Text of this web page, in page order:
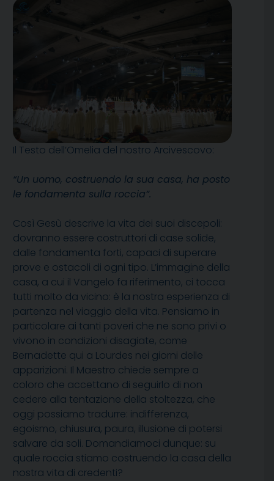
Il Testo dell’Omelia del nostro Arcivescovo:
“Un uomo, costruendo la sua casa, ha posto
le fondamenta sulla roccia”.
Così Gesù descrive la vita dei suoi discepoli:
dovranno essere costruttori di case solide,
dalle fondamenta forti, capaci di superare
prove e ostacoli di ogni tipo. L’immagine della
casa, a cui il Vangelo fa riferimento, ci tocca
tutti molto da vicino: è la nostra esperienza di
partenza nel viaggio della vita. Pensiamo in
particolare ai tanti poveri che ne sono privi o
vivono in condizioni disagiate, come
Bernadette qui a Lourdes nei giorni delle
apparizioni. Il Maestro chiede sempre a
coloro che accettano di seguirlo di non
cedere alla tentazione della stoltezza, che
oggi possiamo tradurre: indifferenza,
egoismo, chiusura, paura, illusione di potersi
salvare da soli. Domandiamoci dunque: su
quale roccia stiamo costruendo la casa della
nostra vita di credenti?